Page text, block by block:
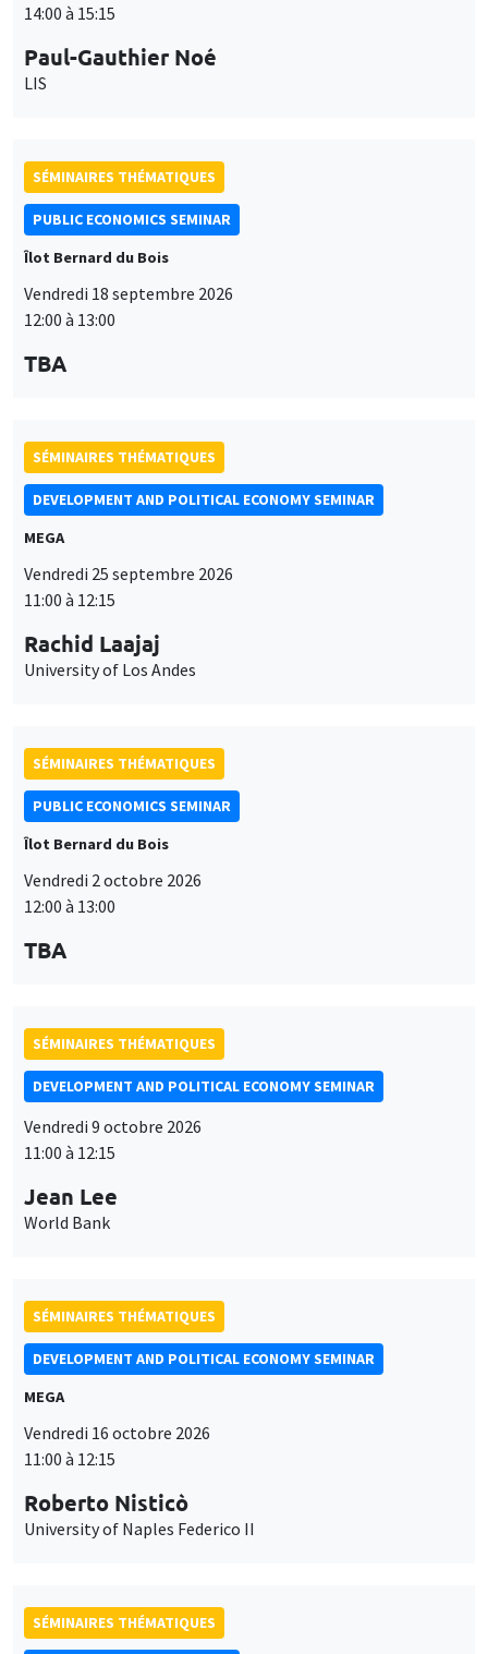
14:00 à 15:15
Paul-Gauthier Noé
LIS
SÉMINAIRES THÉMATIQUES
PUBLIC ECONOMICS SEMINAR
Îlot Bernard du Bois
Vendredi 18 septembre 2026
12:00 à 13:00
TBA
SÉMINAIRES THÉMATIQUES
DEVELOPMENT AND POLITICAL ECONOMY SEMINAR
MEGA
Vendredi 25 septembre 2026
11:00 à 12:15
Rachid Laajaj
University of Los Andes
SÉMINAIRES THÉMATIQUES
PUBLIC ECONOMICS SEMINAR
Îlot Bernard du Bois
Vendredi 2 octobre 2026
12:00 à 13:00
TBA
SÉMINAIRES THÉMATIQUES
DEVELOPMENT AND POLITICAL ECONOMY SEMINAR
Vendredi 9 octobre 2026
11:00 à 12:15
Jean Lee
World Bank
SÉMINAIRES THÉMATIQUES
DEVELOPMENT AND POLITICAL ECONOMY SEMINAR
MEGA
Vendredi 16 octobre 2026
11:00 à 12:15
Roberto Nisticò
University of Naples Federico II
SÉMINAIRES THÉMATIQUES